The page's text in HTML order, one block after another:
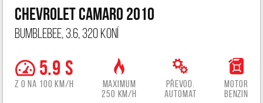
Chevrolet Camaro 2010
Bumblebee, 3.6, 320 koní
5.9 s
z 0 na 100 km/h
Maximum
250 km/h
Převod.
automat
Motor
benzin